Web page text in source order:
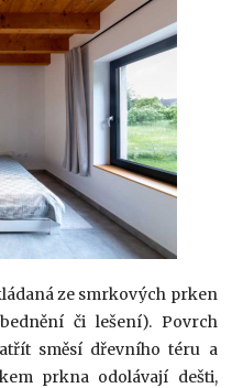
ze smrkových prken
či lešení). Povrch
směsí dřevního téru a
prkna odolávají dešti,